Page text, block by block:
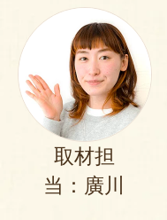
取材担
当：廣川